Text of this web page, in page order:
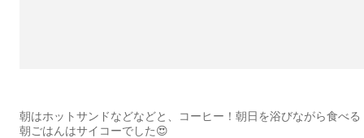
朝はホットサンドなどなどと、コーヒー！朝日を浴びながら食べる
朝ごはんはサイコーでした😍